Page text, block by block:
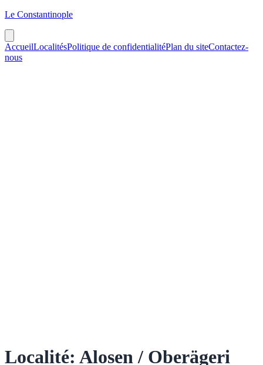
Le Constantinople
AccueilLocalitésPolitique de confidentialitéPlan du siteContactez-
nous
Localité: Alosen / Oberägeri